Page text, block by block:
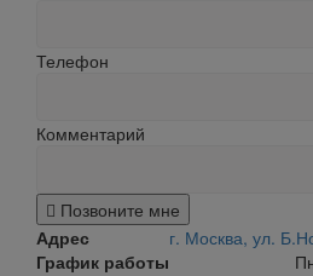
Телефон
Комментарий
Позвоните мне
Адрес
г. Москва, ул.
График работы